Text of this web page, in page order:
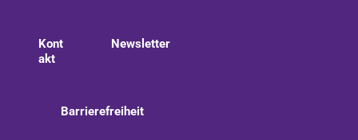
Kont
akt
Newsletter
Barrierefreiheit